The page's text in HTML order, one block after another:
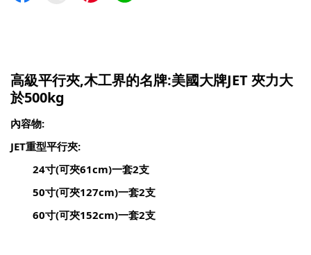
高級平行夾,木工界的名牌:美國大牌JET 夾力大
於500kg
內容物:
JET重型平行夾:
24寸(可夾61cm)一套2支
50寸(可夾127cm)一套2支
60寸(可夾152cm)一套2支